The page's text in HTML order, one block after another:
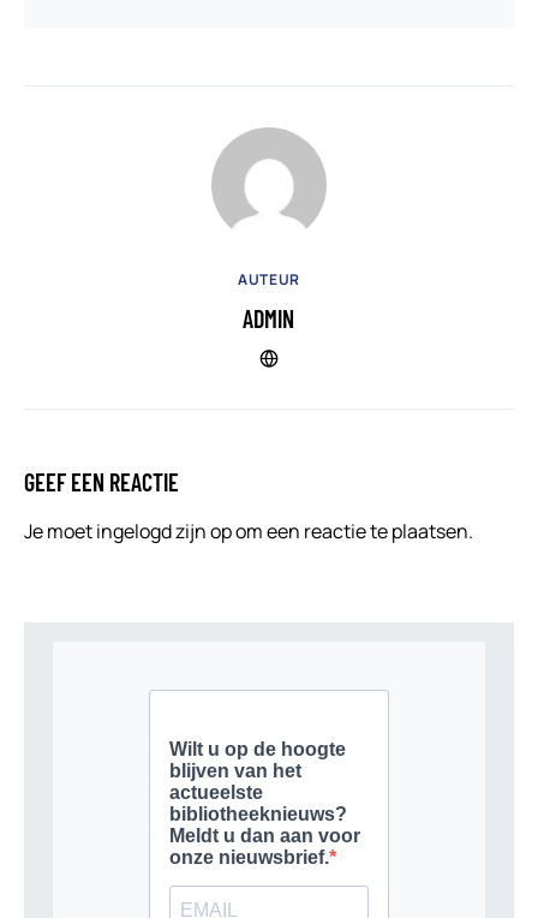
AUTEUR
ADMIN
GEEF EEN REACTIE
Je moetingelogd zijn opom een reactie te plaatsen.